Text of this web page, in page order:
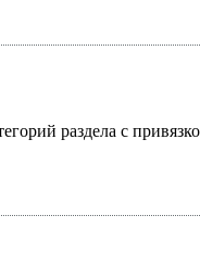
раздела с